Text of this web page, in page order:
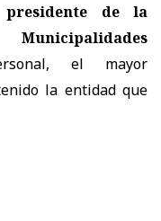
presidente de la
el mayor
la entidad que